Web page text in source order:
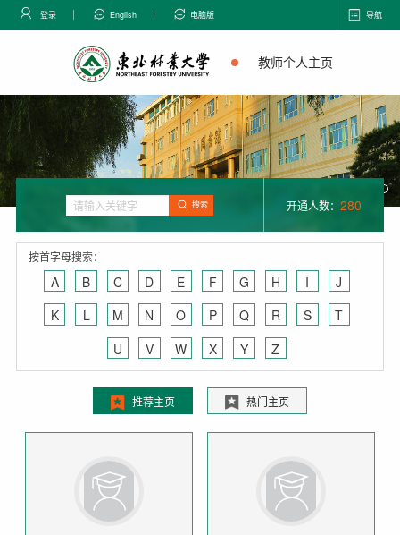
登录 English 电脑版 导航
教师个人主页
搜索 开通人数： 280
按首字母搜索：
A B C D E F G H I
J
K
L M N O P Q R S
T
U
V W X Y Z
推荐主页 热门主页